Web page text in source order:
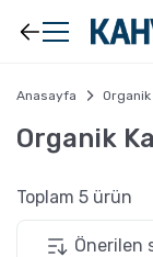
Anasayfa
Organik
Toplam 5 ürün